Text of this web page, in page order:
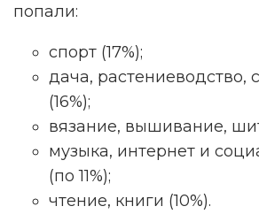
попали:
спорт (17%);
дача, растениеводство,
(16%);
вязание, вышивание,
музыка, интернет и
(по 11%);
чтение, книги (10%).